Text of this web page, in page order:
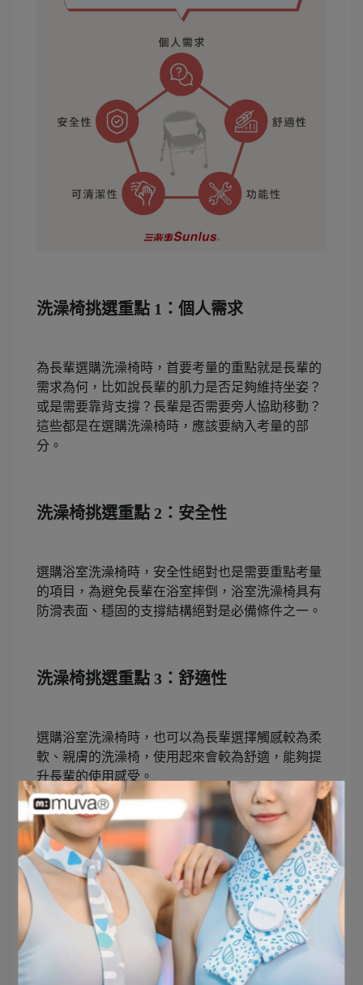
洗澡椅挑選重點 1：個人需求
為長輩選購洗澡椅時，首要考量的重點就是長輩的
需求為何，比如說長輩的肌力是否足夠維持坐姿？
或是需要靠背支撐？長輩是否需要旁人協助移動？
這些都是在選購洗澡椅時，應該要納入考量的部
分。
洗澡椅挑選重點 2：安全性
選購浴室洗澡椅時，安全性絕對也是需要重點考量
的項目，為避免長輩在浴室摔倒，浴室洗澡椅具有
防滑表面、穩固的支撐結構絕對是必備條件之一。
洗澡椅挑選重點 3：舒適性
選購浴室洗澡椅時，也可以為長輩選擇觸感較為柔
軟、親膚的洗澡椅，使用起來會較為舒適，能夠提
升長輩的使用感受。
洗澡椅挑選重點 4：可清潔性
除了考慮舒適度和安全性之外，選購浴室洗澡椅
時，方便清潔也是相當重要的一環。建議挑選時可
以選擇座椅上有孔洞，椅面材質防霉、不易滋生細
菌的材質，方便照護者日常的清潔，也避免長久使
用下滋生細菌。